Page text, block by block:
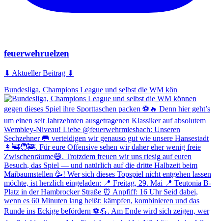
feuerwehruelzen
⬇ Aktueller Beitrag ⬇
Bundesliga, Champions League und selbst die WM kön